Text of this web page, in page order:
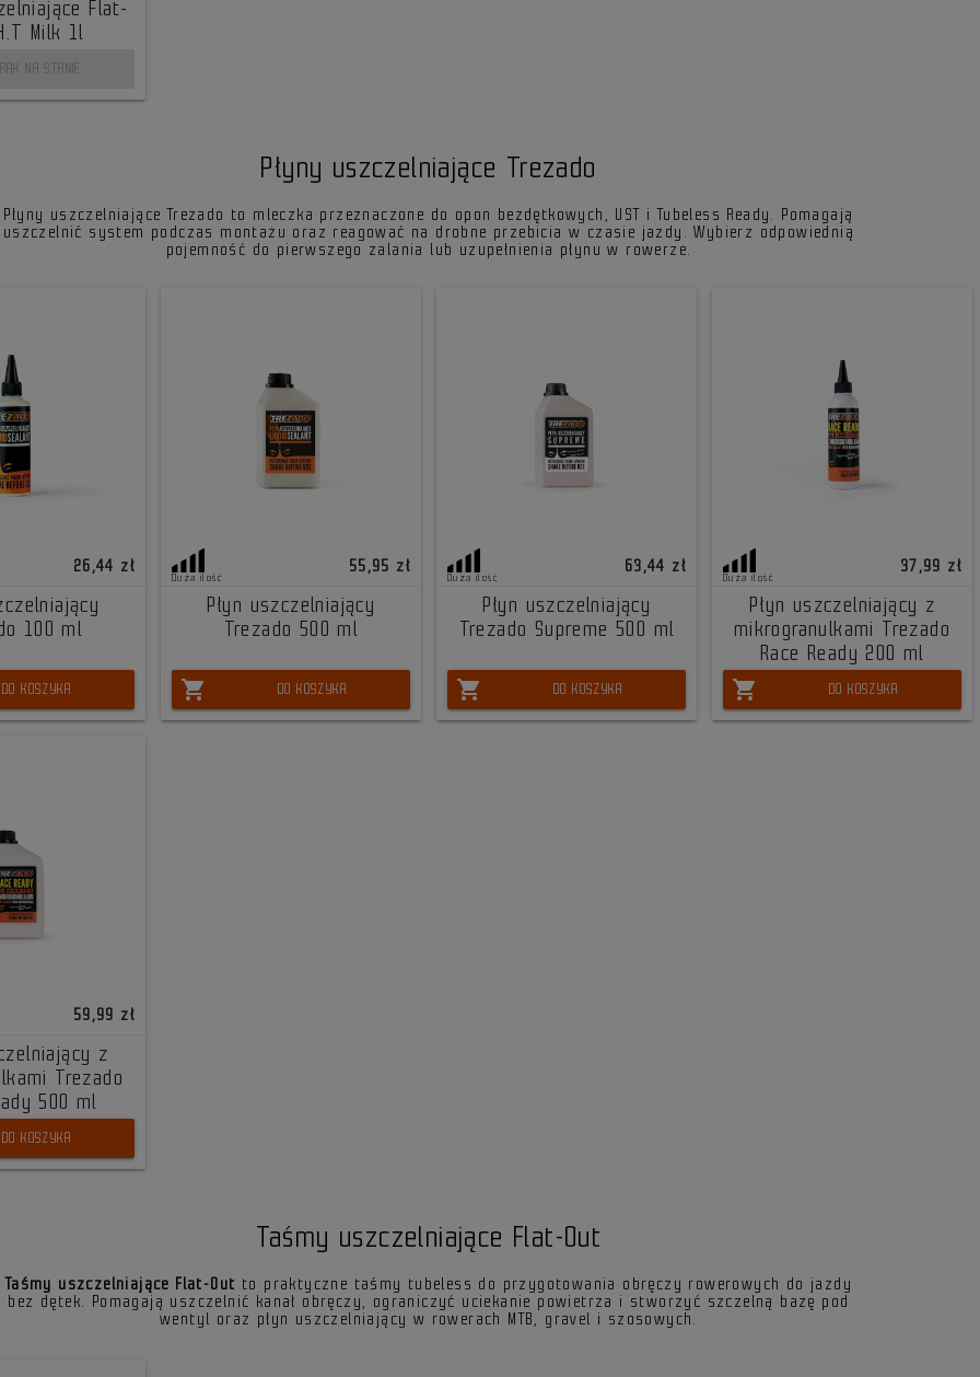
Flat-
Milk 1l
NA STANIE
Płyny uszczelniające Trezado
Płyny uszczelniające Trezado to mleczka przeznaczone do opon bezdętkowych, UST i Tubeless Ready. Pomagają
uszczelnić system podczas montażu oraz reagować na drobne przebicia w czasie jazdy. Wybierz odpowiednią
pojemność do pierwszego zalania lub uzupełnienia płynu w rowerze.
26,44 zł
100 ml
DO KOSZYKA
Duża ilość
55,95 zł
Płyn uszczelniający
Trezado 500 ml
shopping_cart DO KOSZYKA
Duża ilość
63,44 zł
Płyn uszczelniający
Trezado Supreme 500 ml
shopping_cart DO KOSZYKA
Duża ilość
37,99 zł
Płyn uszczelniający z
mikrogranulkami Trezado
Race Ready 200 ml
shopping_cart DO KOSZYKA
59,99 zł
z
Trezado
500 ml
DO KOSZYKA
Taśmy uszczelniające Flat-Out
Taśmy uszczelniające Flat-Out to praktyczne taśmy tubeless do przygotowania obręczy rowerowych do jazdy
bez dętek. Pomagają uszczelnić kanał obręczy, ograniczyć uciekanie powietrza i stworzyć szczelną bazę pod
wentyl oraz płyn uszczelniający w rowerach MTB, gravel i szosowych.